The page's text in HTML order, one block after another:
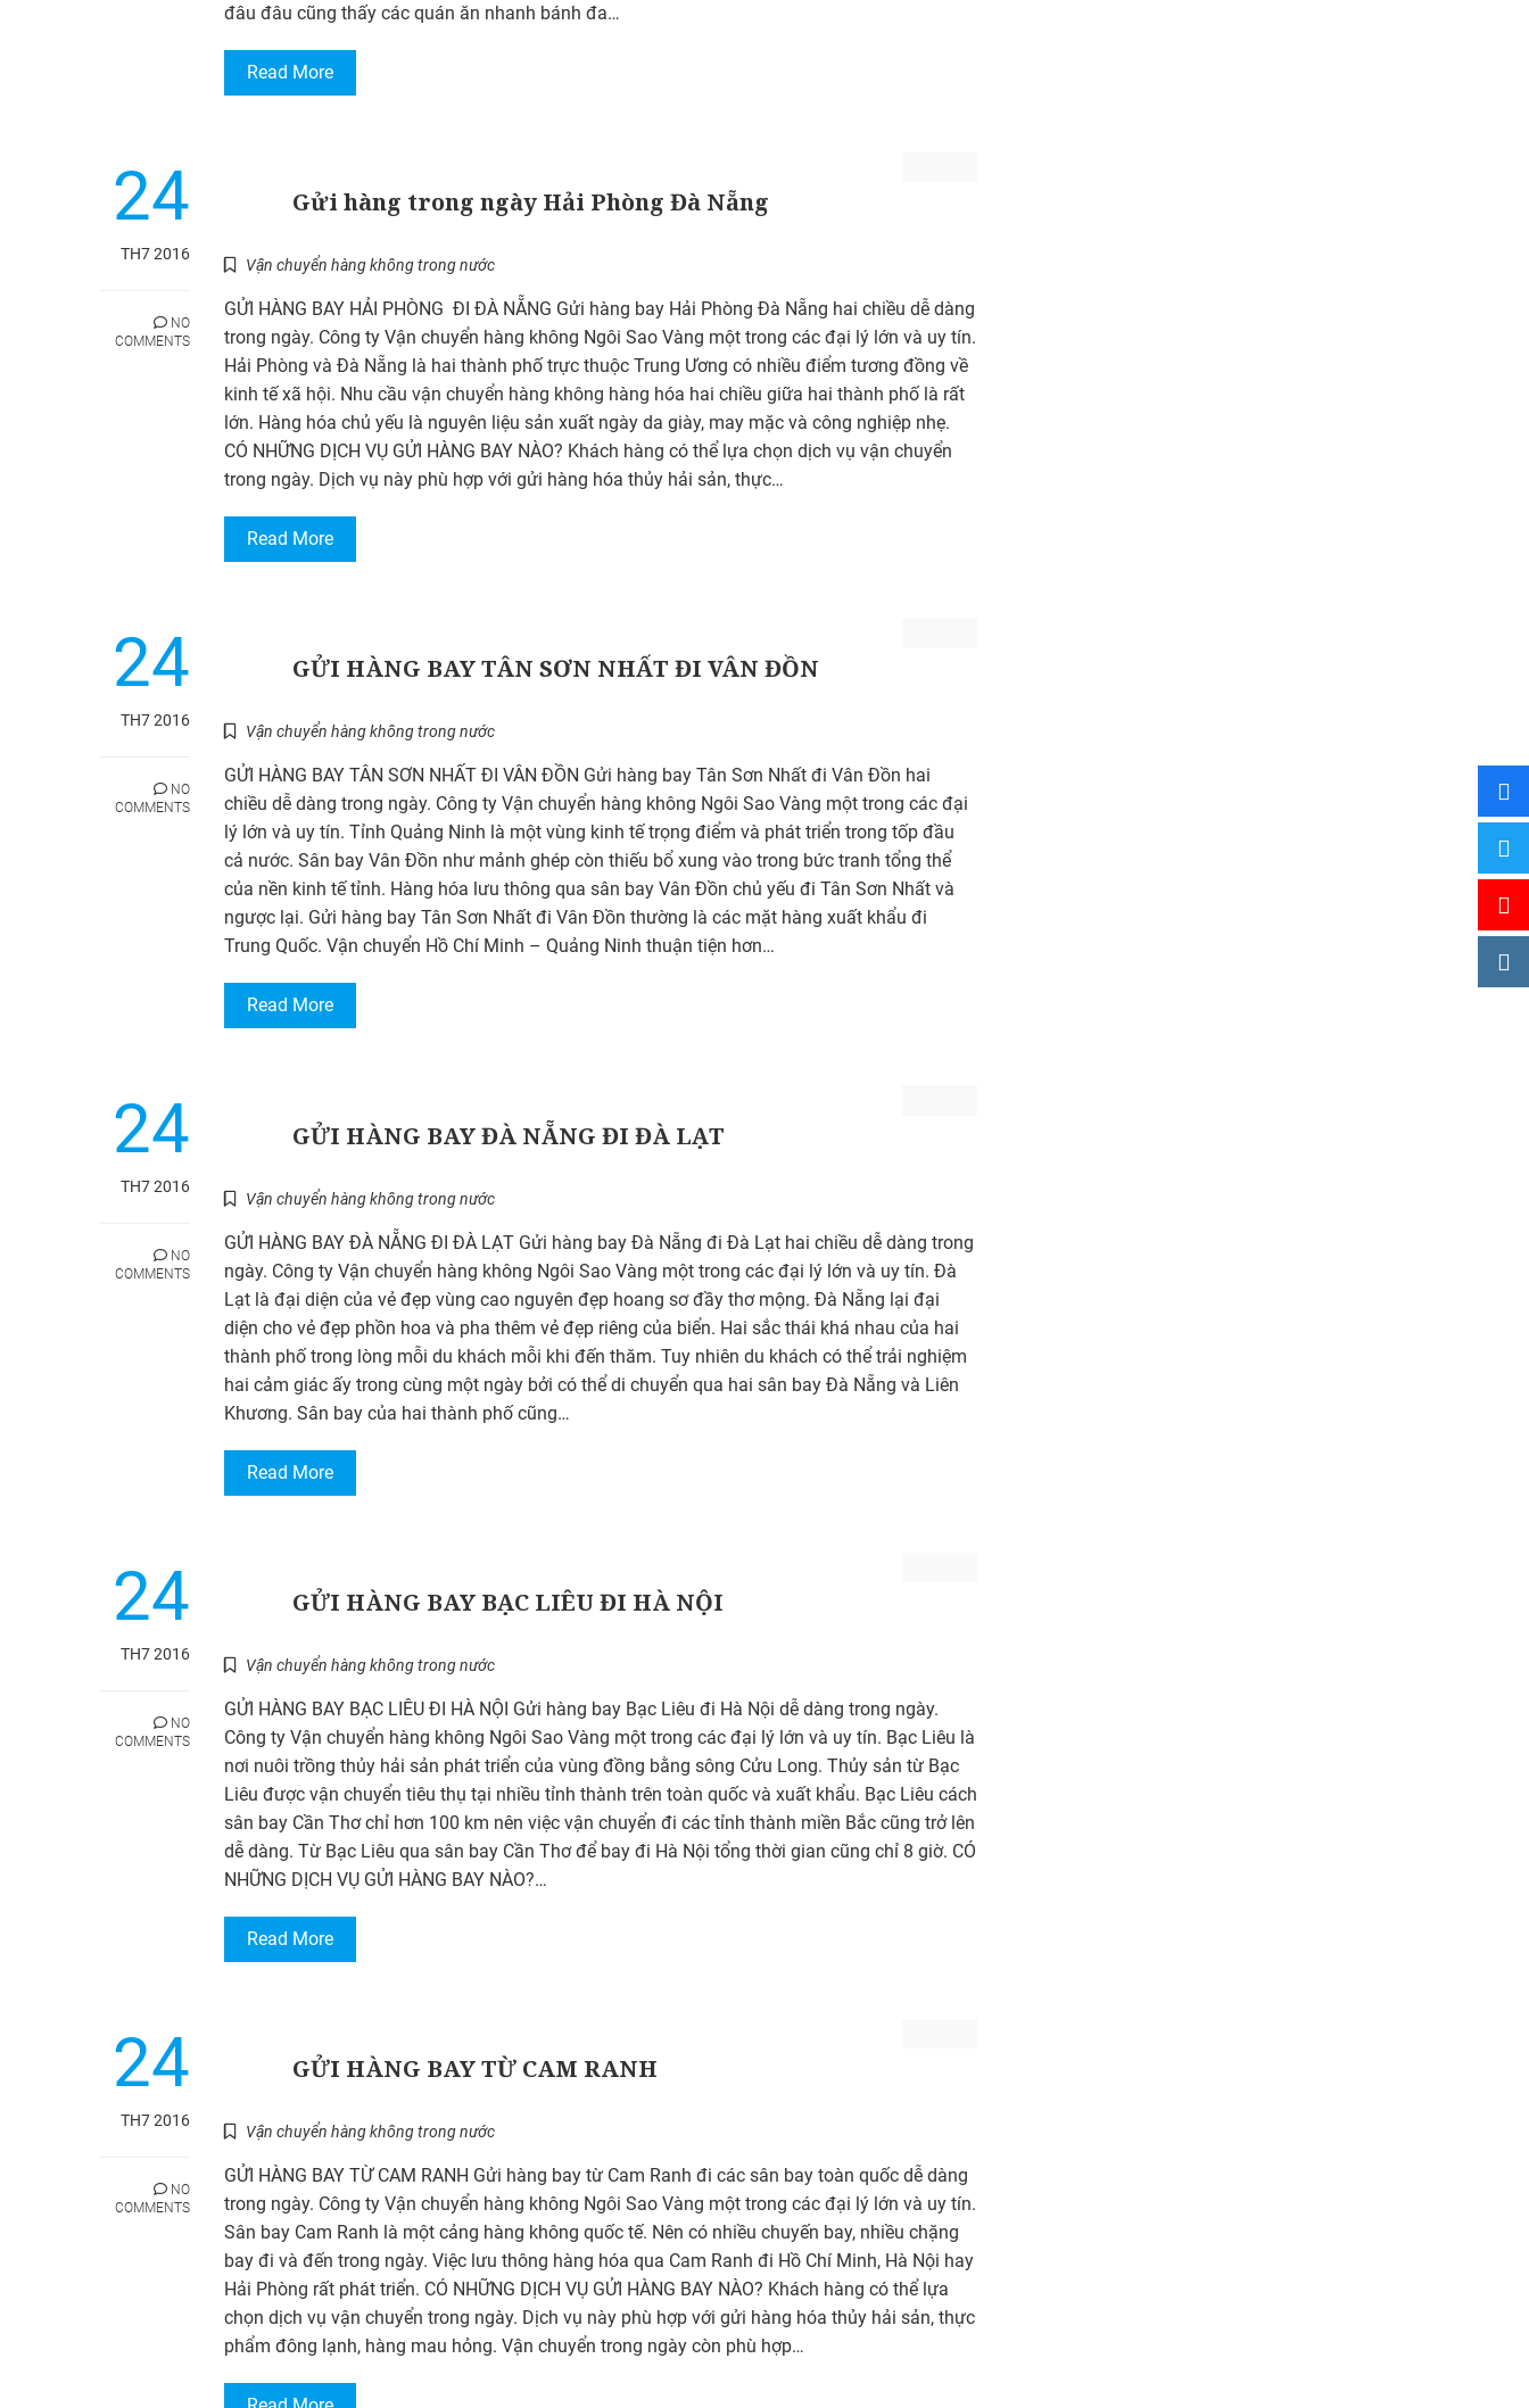
đâu đâu cũng thấy các quán ăn nhanh bánh đa…
Read More
24
TH7 2016
NO
COMMENTS
Gửi hàng trong ngày Hải Phòng Đà Nẵng
Vận chuyển hàng không trong nước
GỬI HÀNG BAY HẢI PHÒNG ĐI ĐÀ NẴNG Gửi hàng bay Hải Phòng Đà Nẵng hai chiều dễ dàng
trong ngày. Công ty Vận chuyển hàng không Ngôi Sao Vàng một trong các đại lý lớn và uy tín.
Hải Phòng và Đà Nẵng là hai thành phố trực thuộc Trung Ương có nhiều điểm tương đồng về
kinh tế xã hội. Nhu cầu vận chuyển hàng không hàng hóa hai chiều giữa hai thành phố là rất
lớn. Hàng hóa chủ yếu là nguyên liệu sản xuất ngày da giày, may mặc và công nghiệp nhẹ.
CÓ NHỮNG DỊCH VỤ GỬI HÀNG BAY NÀO? Khách hàng có thể lựa chọn dịch vụ vận chuyển
trong ngày. Dịch vụ này phù hợp với gửi hàng hóa thủy hải sản, thực…
Read More
24
TH7 2016
NO
COMMENTS
GỬI HÀNG BAY TÂN SƠN NHẤT ĐI VÂN ĐỒN
Vận chuyển hàng không trong nước
GỬI HÀNG BAY TÂN SƠN NHẤT ĐI VÂN ĐỒN Gửi hàng bay Tân Sơn Nhất đi Vân Đồn hai
chiều dễ dàng trong ngày. Công ty Vận chuyển hàng không Ngôi Sao Vàng một trong các đại
lý lớn và uy tín. Tỉnh Quảng Ninh là một vùng kinh tế trọng điểm và phát triển trong tốp đầu
cả nước. Sân bay Vân Đồn như mảnh ghép còn thiếu bổ xung vào trong bức tranh tổng thể
của nền kinh tế tỉnh. Hàng hóa lưu thông qua sân bay Vân Đồn chủ yếu đi Tân Sơn Nhất và
ngược lại. Gửi hàng bay Tân Sơn Nhất đi Vân Đồn thường là các mặt hàng xuất khẩu đi
Trung Quốc. Vận chuyển Hồ Chí Minh – Quảng Ninh thuận tiện hơn…
Read More
24
TH7 2016
NO
COMMENTS
GỬI HÀNG BAY ĐÀ NẴNG ĐI ĐÀ LẠT
Vận chuyển hàng không trong nước
GỬI HÀNG BAY ĐÀ NẴNG ĐI ĐÀ LẠT Gửi hàng bay Đà Nẵng đi Đà Lạt hai chiều dễ dàng trong
ngày. Công ty Vận chuyển hàng không Ngôi Sao Vàng một trong các đại lý lớn và uy tín. Đà
Lạt là đại diện của vẻ đẹp vùng cao nguyên đẹp hoang sơ đầy thơ mộng. Đà Nẵng lại đại
diện cho vẻ đẹp phồn hoa và pha thêm vẻ đẹp riêng của biển. Hai sắc thái khá nhau của hai
thành phố trong lòng mỗi du khách mỗi khi đến thăm. Tuy nhiên du khách có thể trải nghiệm
hai cảm giác ấy trong cùng một ngày bởi có thể di chuyển qua hai sân bay Đà Nẵng và Liên
Khương. Sân bay của hai thành phố cũng…
Read More
24
TH7 2016
NO
COMMENTS
GỬI HÀNG BAY BẠC LIÊU ĐI HÀ NỘI
Vận chuyển hàng không trong nước
GỬI HÀNG BAY BẠC LIÊU ĐI HÀ NỘI Gửi hàng bay Bạc Liêu đi Hà Nội dễ dàng trong ngày.
Công ty Vận chuyển hàng không Ngôi Sao Vàng một trong các đại lý lớn và uy tín. Bạc Liêu là
nơi nuôi trồng thủy hải sản phát triển của vùng đồng bằng sông Cửu Long. Thủy sản từ Bạc
Liêu được vận chuyển tiêu thụ tại nhiều tỉnh thành trên toàn quốc và xuất khẩu. Bạc Liêu cách
sân bay Cần Thơ chỉ hơn 100 km nên việc vận chuyển đi các tỉnh thành miền Bắc cũng trở lên
dễ dàng. Từ Bạc Liêu qua sân bay Cần Thơ để bay đi Hà Nội tổng thời gian cũng chỉ 8 giờ. CÓ
NHỮNG DỊCH VỤ GỬI HÀNG BAY NÀO?…
Read More
24
TH7 2016
NO
COMMENTS
GỬI HÀNG BAY TỪ CAM RANH
Vận chuyển hàng không trong nước
GỬI HÀNG BAY TỪ CAM RANH Gửi hàng bay từ Cam Ranh đi các sân bay toàn quốc dễ dàng
trong ngày. Công ty Vận chuyển hàng không Ngôi Sao Vàng một trong các đại lý lớn và uy tín.
Sân bay Cam Ranh là một cảng hàng không quốc tế. Nên có nhiều chuyến bay, nhiều chặng
bay đi và đến trong ngày. Việc lưu thông hàng hóa qua Cam Ranh đi Hồ Chí Minh, Hà Nội hay
Hải Phòng rất phát triển. CÓ NHỮNG DỊCH VỤ GỬI HÀNG BAY NÀO? Khách hàng có thể lựa
chọn dịch vụ vận chuyển trong ngày. Dịch vụ này phù hợp với gửi hàng hóa thủy hải sản, thực
phẩm đông lạnh, hàng mau hỏng. Vận chuyển trong ngày còn phù hợp…